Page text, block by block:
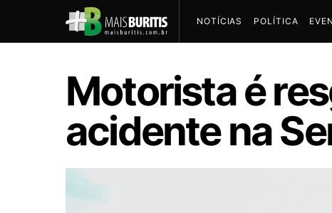
NOTÍCIAS POLÍTICA
Motorista é
acidente na